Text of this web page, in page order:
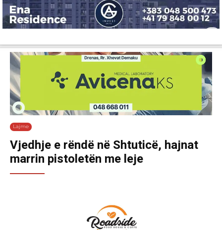
Lajme
Vjedhje e rëndë në Shtuticë, hajnat
marrin pistoletën me leje